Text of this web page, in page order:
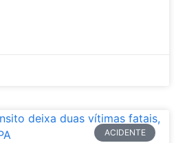
ACIDENTE